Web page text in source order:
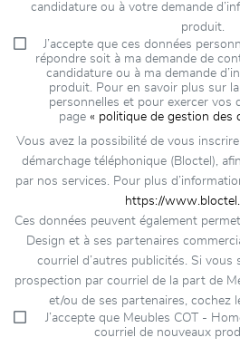
candidature ou à votre demande
produit.
J’accepte que ces données
répondre soit à ma demande de
candidature ou à ma demande
produit. Pour en savoir plus sur
personnelles et pour exercer vos
page « politique de gestion des
Vous avez la possibilité de vous
démarchage téléphonique (Bloctel),
par nos services. Pour plus
https://
Ces données peuvent également
Design et à ses partenaires
courriel d’autres publicités. Si vous
prospection par courriel de la part de
et/ou de ses partenaires, cochez
J’accepte que Meubles COT -
courriel de nouveaux